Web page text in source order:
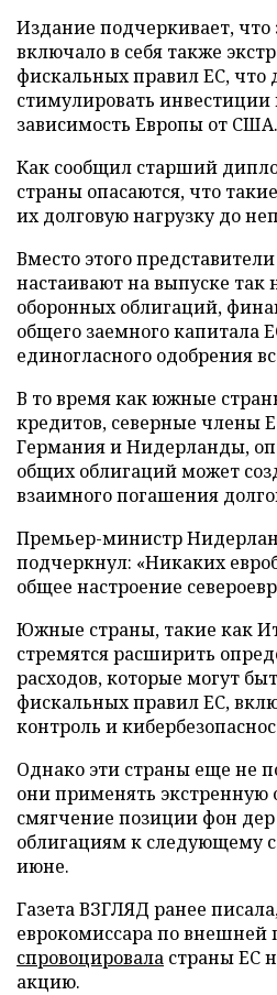
Издание подчеркивает,
включало в себя также
фискальных правил ЕС, что
стимулировать инвестиции
зависимость Европы от США.
Как сообщил старший
страны опасаются, что
их долговую нагрузку до
Вместо этого
настаивают на выпуске так
оборонных облигаций,
общего заемного капитала
единогласного одобрения
В то время как южные
кредитов, северные члены
Германия и Нидерланды,
общих облигаций может
взаимного погашения
Премьер-министр
подчеркнул: «Никаких
общее настроение
Южные страны, такие как
стремятся расширить
расходов, которые могут
фискальных правил ЕС,
контроль и
Однако эти страны еще не
они применять экстренную
смягчение позиции фон
облигациям к следующему
июне.
Газета ВЗГЛЯД ранее
еврокомиссара по внешней
спровоцировала страны ЕС
акцию.